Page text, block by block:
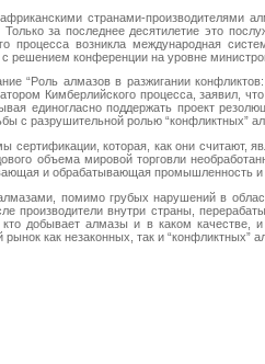
странами-производителями
за последнее десятилетие это
процесса возникла международная
решением конференции на уровне
“Роль алмазов в разжигании
Кимберлийского процесса, заявил,
единогласно поддержать проект
с разрушительной ролью “конфликтных”
сертификации, которая, как они
объема мировой торговли
и обрабатывающая промышленность и
помимо грубых нарушений в
производители внутри страны,
добывает алмазы и в каком
как незаконных, так и “конфликтных”